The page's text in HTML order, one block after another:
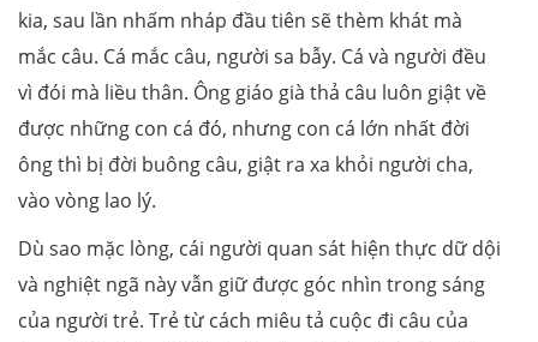
kia, sau lần nhấm nháp đầu tiên sẽ thèm khát mà
mắc câu. Cá mắc câu, người sa bẫy. Cá và người đều
vì đói mà liều thân. Ông giáo già thả câu luôn giật về
được những con cá đó, nhưng con cá lớn nhất đời
ông thì bị đời buông câu, giật ra xa khỏi người cha,
vào vòng lao lý.
Dù sao mặc lòng, cái người quan sát hiện thực dữ dội
và nghiệt ngã này vẫn giữ được góc nhìn trong sáng
của người trẻ. Trẻ từ cách miêu tả cuộc đi câu của